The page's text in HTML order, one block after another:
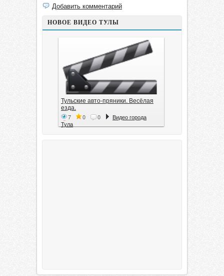
Добавить комментарий
НОВОЕ ВИДЕО ТУЛЫ
Тульские авто-пряники. Весёлая
езда.
7 0 0
Видео города
Тула